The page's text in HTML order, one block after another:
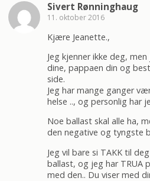
Sivert Rønninghaug
11. oktober 2016
Kjære Jeanette.,
Jeg kjenner ikke deg,
dine, pappaen din og
side.
Jeg har mange ganger
helse .., og personlig har
Noe ballast skal alle ha,
den negative og tyngste
Jeg vil bare si TAKK til
ballast, og jeg har TRUA
med den.. Du viser med